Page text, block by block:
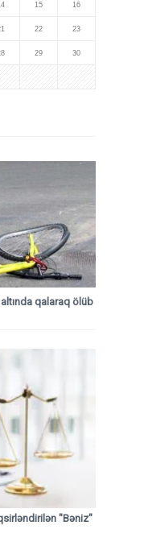
15 16
22 23
29 30
qalaraq ölüb
"Bəniz"